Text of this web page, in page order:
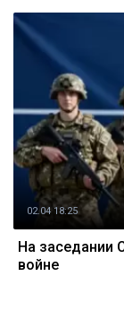
02.04 18:25
На заседании
войне